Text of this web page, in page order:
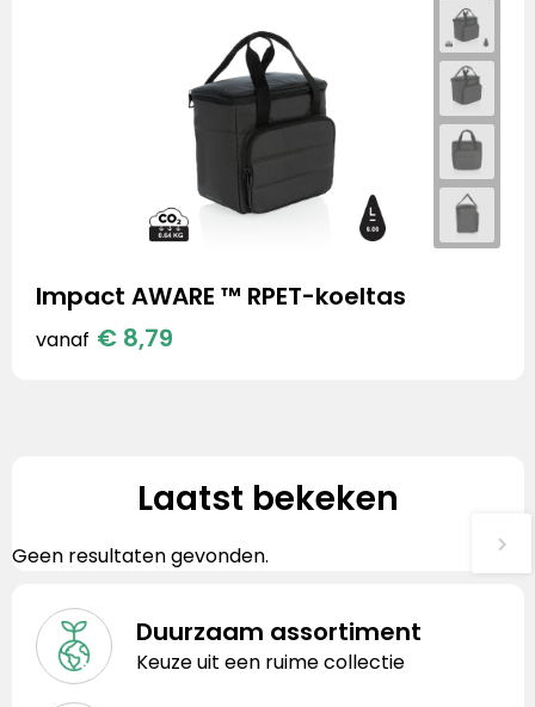
Impact AWARE ™ RPET-koeltas
vanaf € 8,79
Laatst bekeken
Geen resultaten gevonden.
Duurzaam assortiment
Keuze uit een ruime collectie